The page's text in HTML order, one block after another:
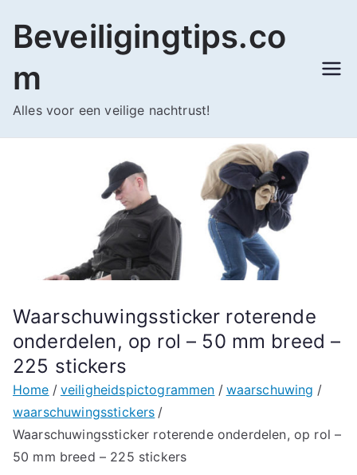
naar
inhoud
Beveiligingtips.co
m
Alles voor een veilige nachtrust!
Waarschuwingssticker roterende
onderdelen, op rol – 50 mm breed –
225 stickers
Home veiligheidspictogrammen
waarschuwing
waarschuwingsstickers
Waarschuwingssticker roterende onderdelen, op rol –
50 mm breed – 225 stickers